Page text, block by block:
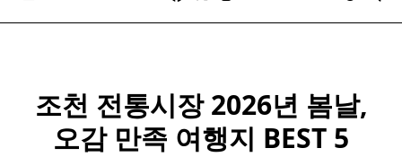
조천 전통시장 2026년 봄날,
오감 만족 여행지 BEST 5